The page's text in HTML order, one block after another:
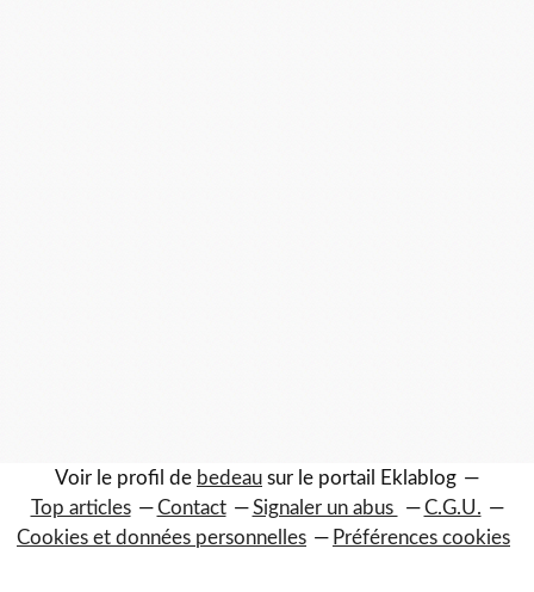
Voir le profil de bedeau sur le portail Eklablog
Top articles
Contact Signaler un abus
C.G.U.
Cookies et données personnelles
Préférences cookies